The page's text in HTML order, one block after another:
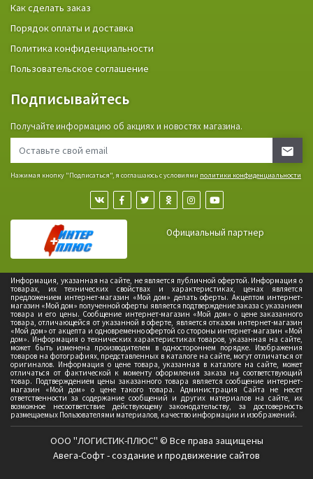
Как сделать заказ
Порядок оплаты и доставка
Политика конфиденциальности
Пользовательское соглашение
Подписывайтесь
Получайте информацию об акциях и новостях магазина.
Нажимая кнопку "Подписаться", я соглашаюсь с условиями политики конфиденциальности
Официальный партнер
Информация, указанная на сайте, не является публичной офертой. Информация о
товарах, их технических свойствах и характеристиках, ценах является
предложением интернет-магазин «Мой дом» делать оферты. Акцептом интернет-
магазин «Мой дом» полученной оферты является подтверждение заказа с указанием
товара и его цены. Сообщение интернет-магазин «Мой дом» о цене заказанного
товара, отличающейся от указанной в оферте, является отказом интернет-магазин
«Мой дом» от акцепта и одновременно офертой со стороны интернет-магазин «Мой
дом». Информация о технических характеристиках товаров, указанная на сайте,
может быть изменена производителем в одностороннем порядке. Изображения
товаров на фотографиях, представленных в каталоге на сайте, могут отличаться от
оригиналов. Информация о цене товара, указанная в каталоге на сайте, может
отличаться от фактической к моменту оформления заказа на соответствующий
товар. Подтверждением цены заказанного товара является сообщение интернет-
магазин «Мой дом» о цене такого товара. Администрация Сайта не несет
ответственности за содержание сообщений и других материалов на сайте, их
возможное несоответствие действующему законодательству, за достоверность
размещаемых Пользователями материалов, качество информации и изображений.
ООО "ЛОГИСТИК-ПЛЮС" © Все права защищены
Авега-Софт - создание и продвижение сайтов